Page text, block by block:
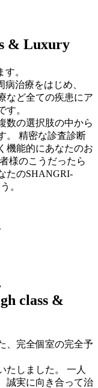
& Luxury
。
治療をはじめ、
など全ての疾患にア
す。
数の選択肢の中から
。 精密な診査診断
機能的にあなたのお
様のこうだったら
たのSHANGRI-
。
class &
、完全個室の完全予
たしました。 一人
誠実に向き合って治